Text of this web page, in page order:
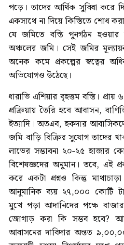
পড়ে। তাদের আর্থিক সুবিধা করে
একসাথে না দিয়ে কিস্তিতে শোধ
যে জমিতে বস্তি পুনর্গঠন
অঞ্চলের জমি। সেই জমির
অনেক কমে প্রকল্পের স্বত্বের
অভিযোগও উঠেছে।
ধারাভি এশিয়ার বৃহত্তম বস্তি।
প্রক্রিয়ায় তৈরি হবে আবাসন,
ইত্যাদি। অতএব, হকদার
জমি-বাড়ি বিক্রির সুযোগ তাদের
লাভের সম্ভাবনা ২০-২৫ হাজার
বিশেষজ্ঞদের অনুমান। তবে, এই
করে একটা প্রশ্নও কিন্তু
আনুমানিক ব্যয় ২৭,০০০ কোটি
মুখে পড়া আদানিদের পক্ষে
জোগাড় করা কি সম্ভব হবে?
আবাসনের দাবিদার অন্তত